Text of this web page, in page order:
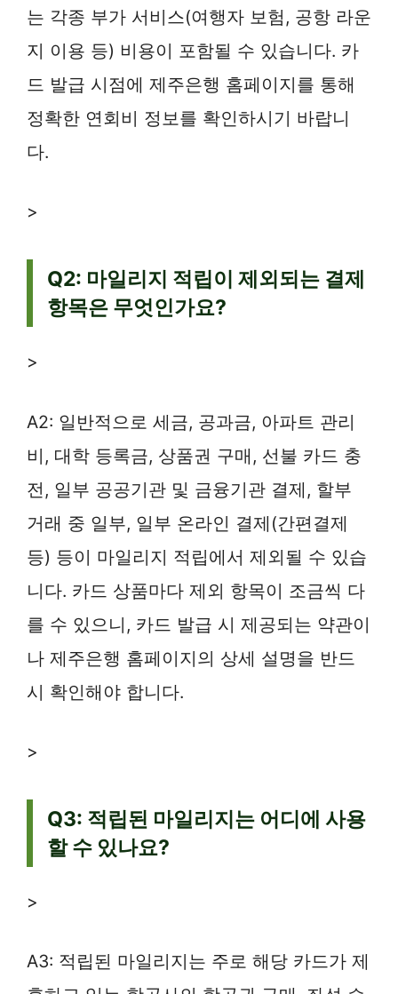
는 각종 부가 서비스(여행자 보험, 공항 라운
지 이용 등) 비용이 포함될 수 있습니다. 카
드 발급 시점에 제주은행 홈페이지를 통해
정확한 연회비 정보를 확인하시기 바랍니
다.
>
Q2: 마일리지 적립이 제외되는 결제
항목은 무엇인가요?
>
A2: 일반적으로 세금, 공과금, 아파트 관리
비, 대학 등록금, 상품권 구매, 선불 카드 충
전, 일부 공공기관 및 금융기관 결제, 할부
거래 중 일부, 일부 온라인 결제(간편결제
등) 등이 마일리지 적립에서 제외될 수 있습
니다. 카드 상품마다 제외 항목이 조금씩 다
를 수 있으니, 카드 발급 시 제공되는 약관이
나 제주은행 홈페이지의 상세 설명을 반드
시 확인해야 합니다.
>
Q3: 적립된 마일리지는 어디에 사용
할 수 있나요?
>
A3: 적립된 마일리지는 주로 해당 카드가 제